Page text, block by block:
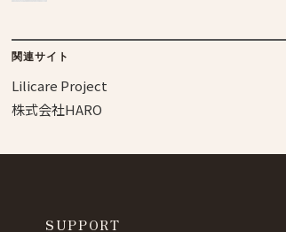
関連サイト
Lilicare Project
株式会社HARO
SUPPORT